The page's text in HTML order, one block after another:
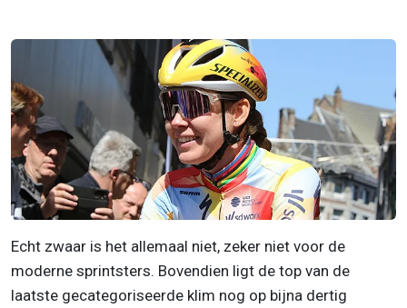
Echt zwaar is het allemaal niet, zeker niet voor de
moderne sprintsters. Bovendien ligt de top van de
laatste gecategoriseerde klim nog op bijna dertig